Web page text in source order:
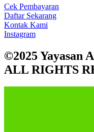
Cek Pembayaran
Daftar Sekarang
Kontak Kami
Instagram
©2025 Yayasan
ALL RIGHTS